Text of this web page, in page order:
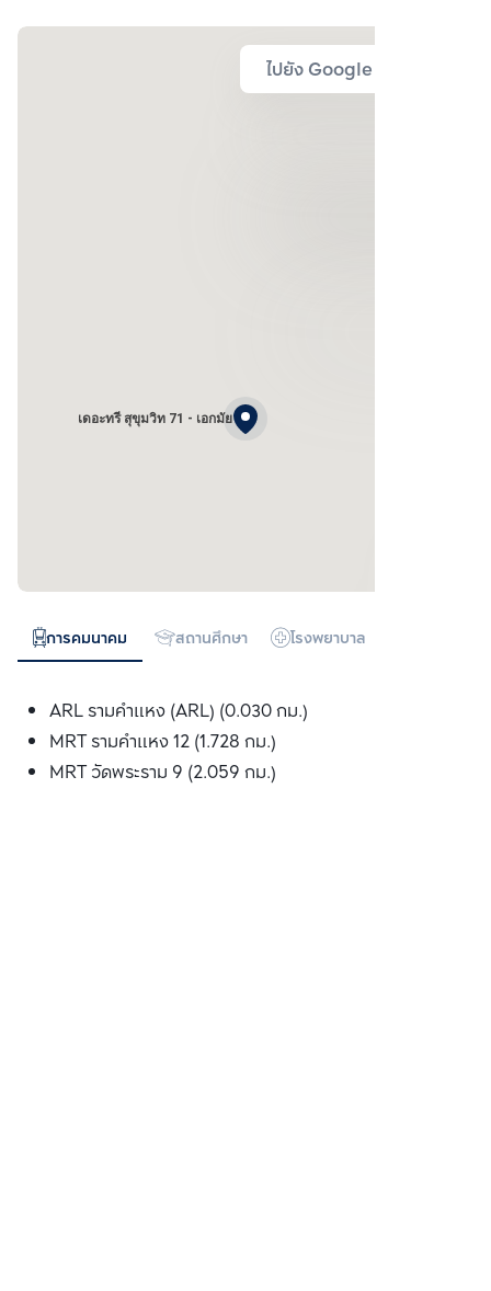
ไปยัง Google Map
เดอะทรี สุขุมวิท 71 - เอกมัย
การคมนาคม สถานศึกษา โรงพยาบาล
ARL รามคำแหง (ARL) (0.030 กม.)
MRT รามคำแหง 12 (1.728 กม.)
MRT วัดพระราม 9 (2.059 กม.)